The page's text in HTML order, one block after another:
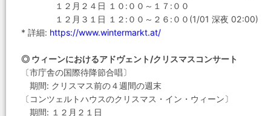
１２月２４日 １０:００～１７:００
１２月３１日 １２:００～２６:００(1/01 深夜 02:00)
* 詳細: https://www.wintermarkt.at/
◎ ウィーンにおけるアドヴェント/クリスマスコンサート
〔市庁舎の国際待降節合唱〕
期間: クリスマス前の４週間の週末
〔コンツェルトハウスのクリスマス・イン・ウィーン〕
期間: １２月２１日